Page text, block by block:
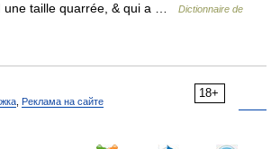
une taille quarrée, & qui a …
Dictionnaire de
18+
Реклама на сайте